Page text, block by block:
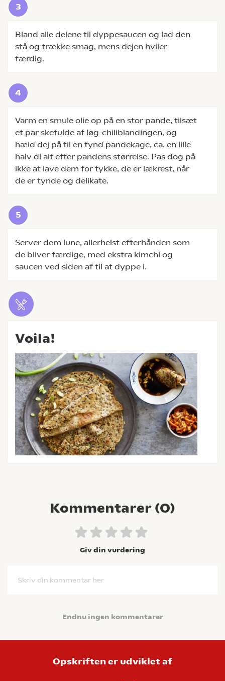
Bland alle delene til dyppesaucen og lad den
stå og trække smag, mens dejen hviler
færdig.
Varm en smule olie op på en stor pande, tilsæt
et par skefulde af løg-chiliblandingen, og
hæld dej på til en tynd pandekage, ca. en lille
halv dl alt efter pandens størrelse. Pas dog på
ikke at lave dem for tykke, de er lækrest, når
de er tynde og delikate.
Server dem lune, allerhelst efterhånden som
de bliver færdige, med ekstra kimchi og
saucen ved siden af til at dyppe i.
Voila!
Kommentarer (0)
Giv din vurdering
Skriv din kommentar her
Endnu ingen kommentarer
Opskriften er udviklet af